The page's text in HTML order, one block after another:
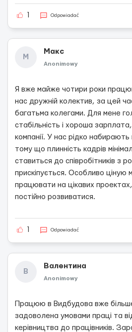
Odpowiadać
М
Макс
Anonimowy
Я вже майже чотири роки
нас дружній колектив, за цей
багатьма колегами. Для мене
стабільність і хороша
компанії. У нас рідко набирають
тому що плинність кадрів
ставиться до співробітників з
прискіпується. Особливо ціную
працювати на цікавих
постійно розвиватися.
Odpowiadać
В
Валентина
Anonimowy
Працюю в Видбудова вже
задоволена умовами праці та
керівництва до працівників.